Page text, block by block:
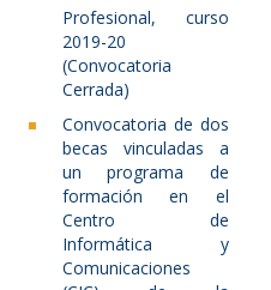
Profesional, curso
2019-20
(Convocatoria
Cerrada)
Convocatoria de dos
becas vinculadas a
un programa de
formación en el
Centro de
Informática y
Comunicaciones